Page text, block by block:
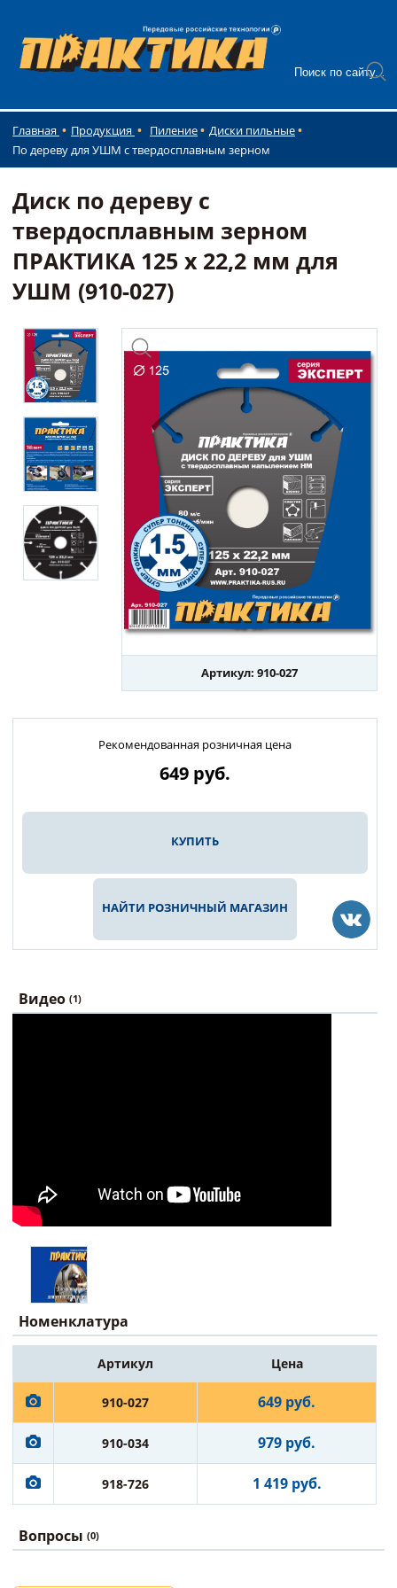
Главная Продукция Пиление
Диски пильные
По дереву для УШМ с твердосплавным зерном
Диск по дереву с
твердосплавным зерном
ПРАКТИКА 125 х 22,2 мм для
УШМ (910-027)
Артикул: 910-027
Рекомендованная розничная цена
649 руб.
КУПИТЬ
НАЙТИ РОЗНИЧНЫЙ МАГАЗИН
Видео (1)
Номенклатура
Артикул Цена
910-027 649 руб.
910-034 979 руб.
918-726 1 419 руб.
Вопросы (0)